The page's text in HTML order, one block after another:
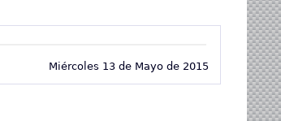
Miércoles 13 de Mayo de 2015